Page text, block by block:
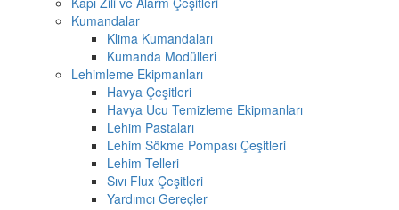
Kumandalar
Klima Kumandaları
Kumanda Modülleri
Lehimleme Ekipmanları
Havya Çeşitleri
Havya Ucu Temizleme Ekipmanları
Lehim Pastaları
Lehim Sökme Pompası Çeşitleri
Lehim Telleri
Sıvı Flux Çeşitleri
Yardımcı Gereçler